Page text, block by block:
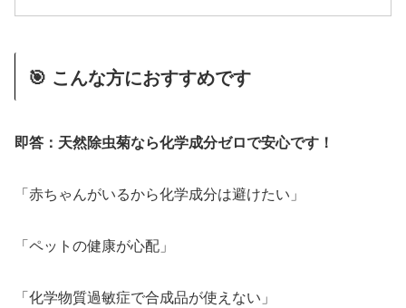
🎯 こんな方におすすめです
即答：天然除虫菊なら化学成分ゼロで安心です！
「赤ちゃんがいるから化学成分は避けたい」
「ペットの健康が心配」
「化学物質過敏症で合成品が使えない」